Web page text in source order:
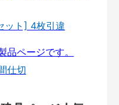
ット] 4枚引違
仕切